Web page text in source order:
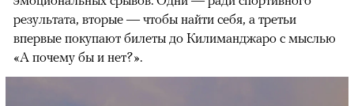
результата, вторые — чтобы найти себя, а третьи
впервые покупают билеты до Килиманджаро с мыслью
«А почему бы и нет?».